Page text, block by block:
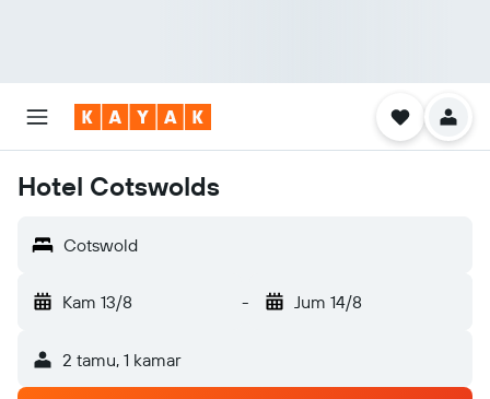
Hotel Cotswolds
Cotswold
Kam 13/8 - Jum 14/8
2 tamu, 1 kamar